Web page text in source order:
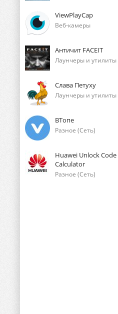
ViewPlayCap
Веб-камеры
Античит FACEIT
Лаунчеры и утилиты
Слава Петуху
Лаунчеры и утилиты
ВТопе
Разное (Сеть)
Huawei Unlock Code
Calculator
Разное (Сеть)